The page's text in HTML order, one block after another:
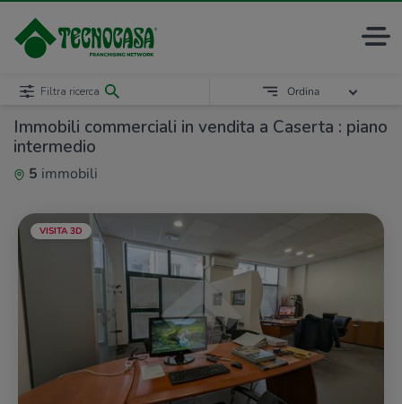
Immobili commerciali in vendita a Caserta : piano
intermedio
5 immobili
Filtra ricerca Ordina
VISITA 3D